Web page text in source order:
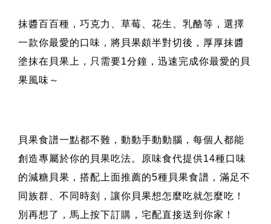
抹醬百百種，巧克力、草莓、花生、乳酪等，選擇
一款你最愛的口味，將貝果頗半對切後，厚厚抹醬
塗抹在貝果上，只需要1分鐘，迅速完成你最愛的貝
果風味～
貝果食譜一點都不難，動動手動動腦，每個人都能
創造專屬於你的貝果吃法。原味食代提供14種口味
的減糖貝果，搭配上面推薦的5種貝果食譜，滿足不
同族群、不同時刻，讓你貝果想怎麼吃就怎麼吃！
別再想了，馬上按下訂購，宅配直接送到你家！